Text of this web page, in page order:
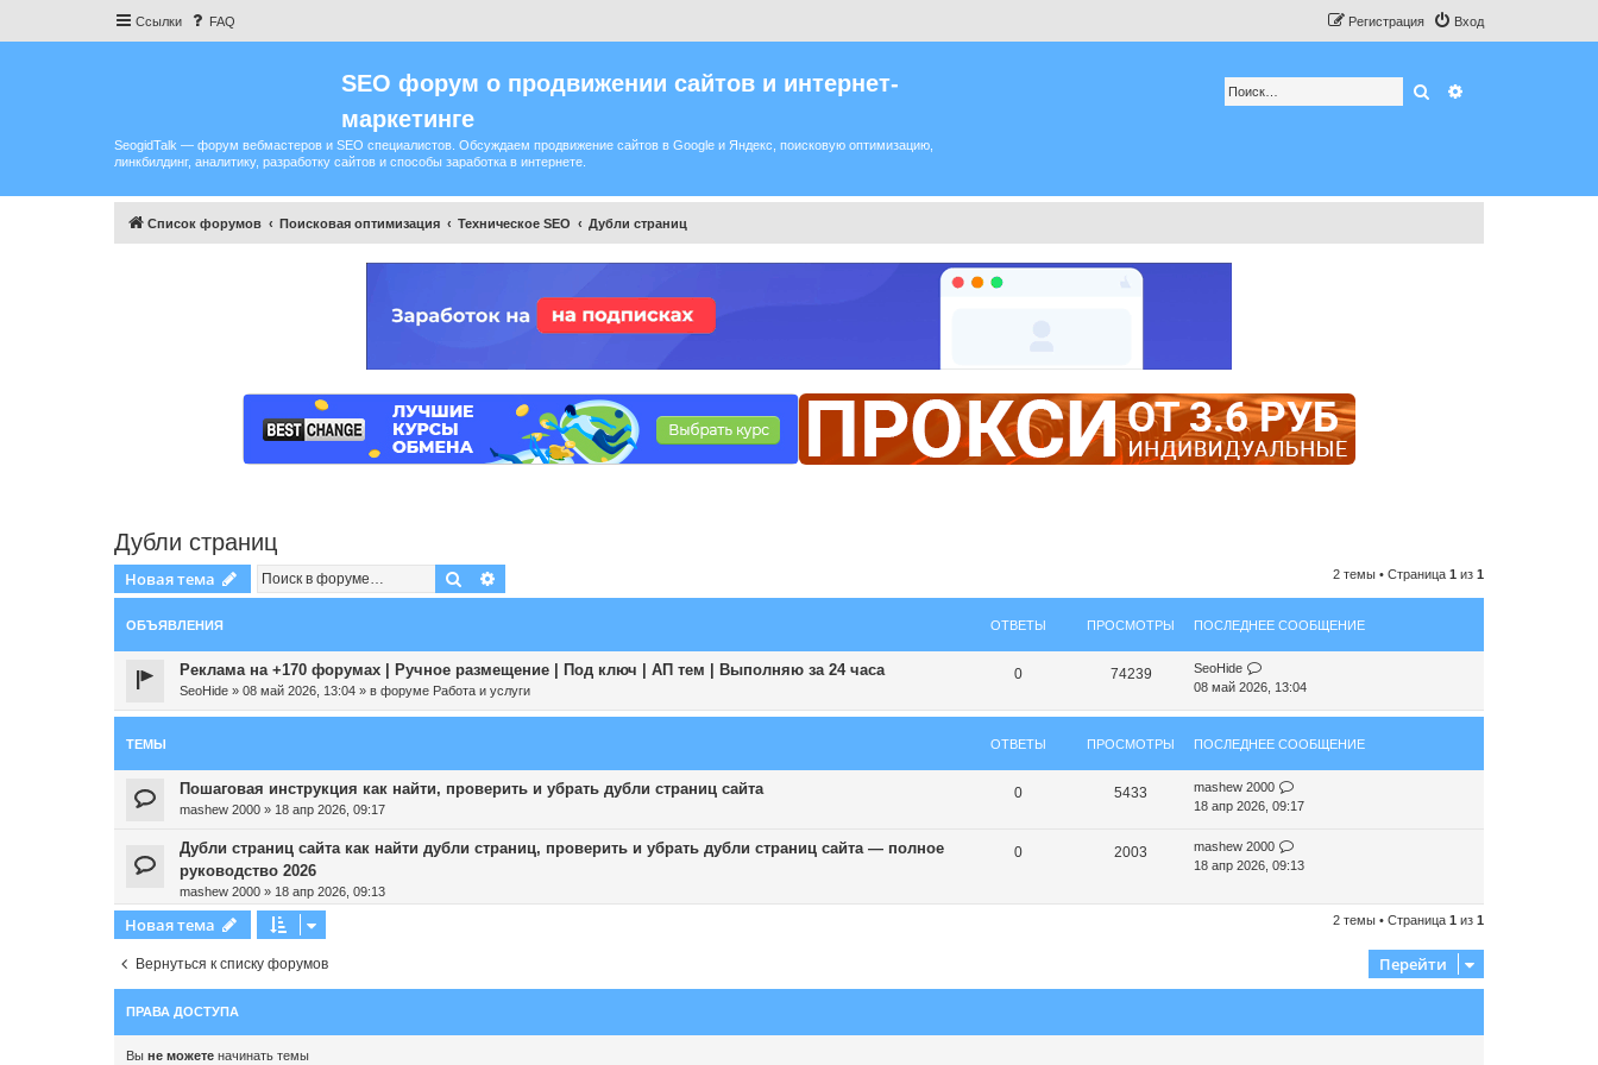
Ссылки FAQ Вход
Регистрация
SEO форум о продвижении сайтов и интернет-
маркетинге
SeogidTalk — форум вебмастеров и SEO специалистов. Обсуждаем продвижение сайтов в Google и Яндекс, поисковую оптимизацию,
линкбилдинг, аналитику, разработку сайтов и способы заработка в интернете.
Поиск
Список форумов Поисковая оптимизация Техническое SEO Дубли страниц
Дубли страниц
Новая тема Поиск 2 темы • Страница 1 из 1
ОБЪЯВЛЕНИЯ ОТВЕТЫ ПРОСМОТРЫ ПОСЛЕДНЕЕ СООБЩЕНИЕ
Реклама на +170 форумах | Ручное размещение | Под ключ | АП тем | Выполняю за 24 часа
SeoHide » 08 май 2026, 13:04 » в форуме Работа и услуги
0 74239
SeoHide
08 май 2026, 13:04
ТЕМЫ ОТВЕТЫ ПРОСМОТРЫ ПОСЛЕДНЕЕ СООБЩЕНИЕ
Пошаговая инструкция как найти, проверить и убрать дубли страниц сайта
mashew 2000 » 18 апр 2026, 09:17
0 5433
mashew 2000
18 апр 2026, 09:17
Дубли страниц сайта как найти дубли страниц, проверить и убрать дубли страниц сайта — полное
руководство 2026
mashew 2000 » 18 апр 2026, 09:13
0 2003
mashew 2000
18 апр 2026, 09:13
Новая тема 2 темы • Страница 1 из 1
Вернуться к списку форумов Перейти
ПРАВА ДОСТУПА
Вы не можете начинать темы